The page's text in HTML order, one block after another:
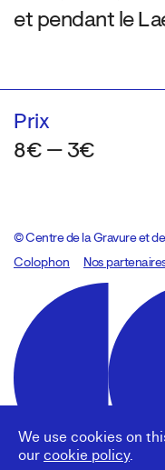
We use cookies on
our cookie policy.
et pendant le
Prix
8€ — 3€
© Centre de la Gravure et
Colophon
Design:Marcel Kaczmarek,
Nos